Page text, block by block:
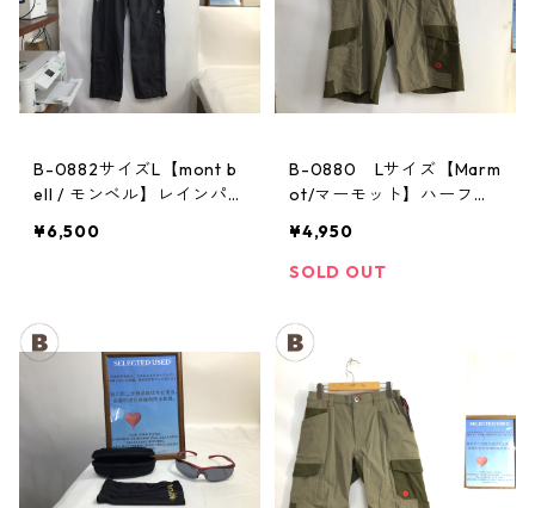
B-0882サイズL【mont b
ell / モンベル】レインパン
ィースL
¥6,500
B-0880 Lサイズ【Marm
ot/マーモット】ハーフパ
Men's BGOL
¥4,950
SOLD OUT